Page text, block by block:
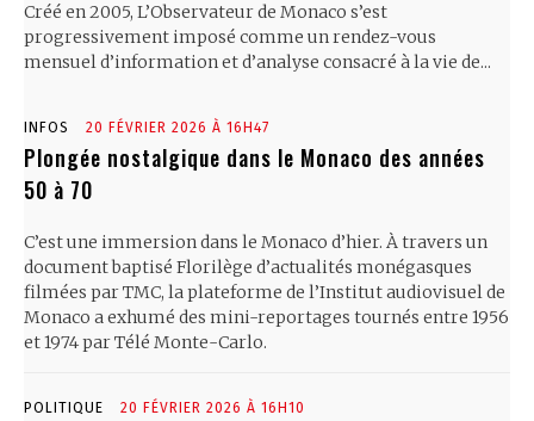
Créé en 2005, L’Observateur de Monaco s’est
progressivement imposé comme un rendez-vous
mensuel d’information et d’analyse consacré à la vie de...
INFOS 20 FÉVRIER 2026 À 16H47
Plongée nostalgique dans le Monaco des années
50 à 70
C’est une immersion dans le Monaco d’hier. À travers un
document baptisé Florilège d’actualités monégasques
filmées par TMC, la plateforme de l’Institut audiovisuel de
Monaco a exhumé des mini-reportages tournés entre 1956
et 1974 par Télé Monte-Carlo.
POLITIQUE 20 FÉVRIER 2026 À 16H10